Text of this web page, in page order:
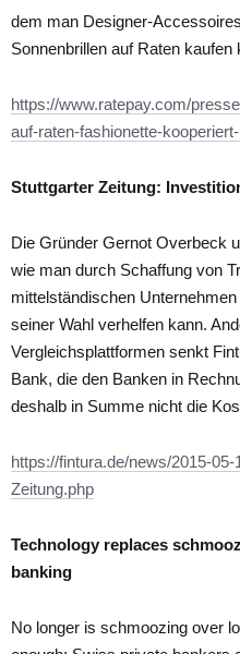
dem man Designer-
Sonnenbrillen auf Raten kaufen
https://www.ratepay.com/
auf-raten-fashionette-
Stuttgarter Zeitung:
Die Gründer Gernot Overbeck
wie man durch Schaffung von
mittelständischen
seiner Wahl verhelfen kann.
Vergleichsplattformen senkt
Bank, die den Banken in
deshalb in Summe nicht die
https://fintura.de/news/2015-
Zeitung.php
Technology replaces
banking
No longer is schmoozing over